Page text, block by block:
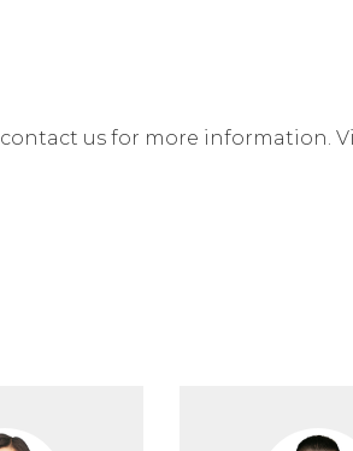
us for more information.